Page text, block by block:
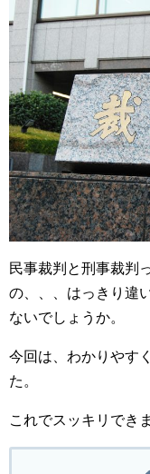
民事裁判と刑事裁判
の、、、はっきり違
ないでしょうか。
今回は、わかりやす
た。
これでスッキリでき